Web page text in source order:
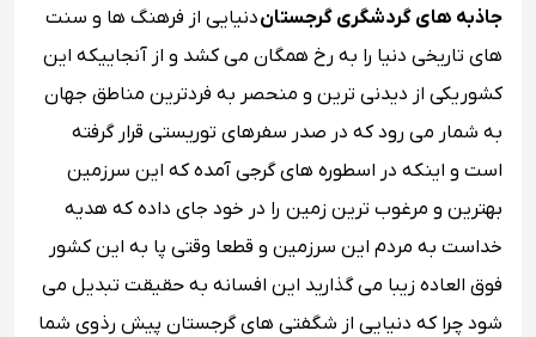
جاذبه های گردشگری گرجستاندنیایی از فرهنگ ها و سنت
های تاریخی دنیا را به رخ همگان می کشد و از آنجاییکه این
کشور یکی از دیدنی ترین و منحصر به فردترین مناطق جهان
به شمار می رود که در صدر سفرهای توریستی قرار گرفته
است و اینکه در اسطوره های گرجی آمده که این سرزمین
بهترین و مرغوب ترین زمین را در خود جای داده که هدیه
خداست به مردم این سرزمین و قطعا وقتی پا به این کشور
فوق العاده زیبا می گذارید این افسانه به حقیقت تبدیل می
شود چرا که دنیایی از شگفتی های گرجستان پیش رذوی شما